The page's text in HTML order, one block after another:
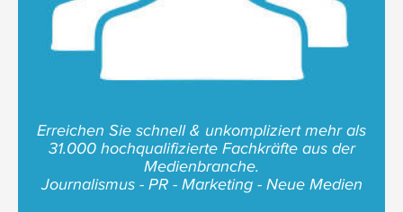
Erreichen Sie schnell & unkompliziert mehr als
31.000 hochqualifizierte Fachkräfte aus der
Medienbranche.
Journalismus - PR - Marketing - Neue Medien